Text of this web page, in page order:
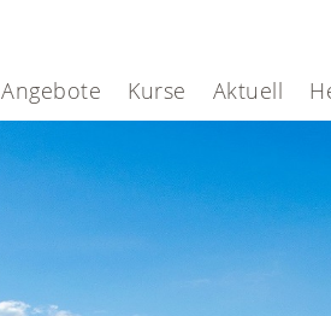
Angebote Kurse Aktuell